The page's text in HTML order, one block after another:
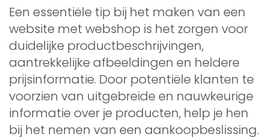
Een essentiële tip bij het maken van een
website met webshop is het zorgen voor
duidelijke productbeschrijvingen,
aantrekkelijke afbeeldingen en heldere
prijsinformatie. Door potentiële klanten te
voorzien van uitgebreide en nauwkeurige
informatie over je producten, help je hen
bij het nemen van een aankoopbeslissing.